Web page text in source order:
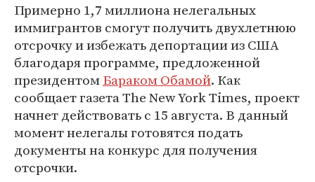
Примерно 1,7 миллиона нелегальных
иммигрантов смогут получить двухлетнюю
отсрочку и избежать депортации из США
благодаря программе, предложенной
президентомБараком Обамой. Как
сообщает газета The New York Times, проект
начнет действовать с 15 августа. В данный
момент нелегалы готовятся подать
документы на конкурс для получения
отсрочки.